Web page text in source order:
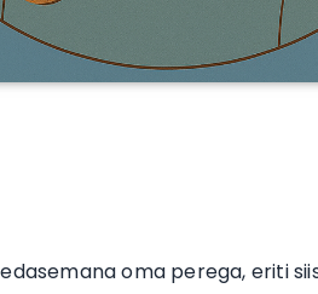
oma perega, eriti